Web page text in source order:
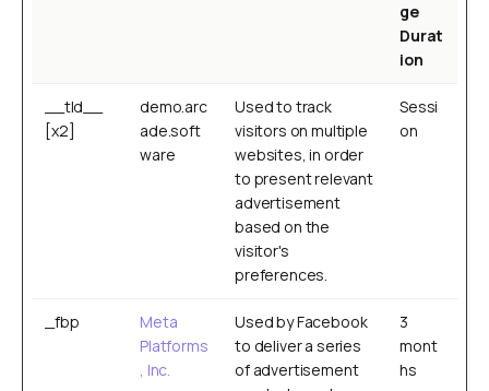
ge
Durat
ion
__tld__
[x2]
demo.arc
ade.soft
ware
Used to track
visitors on multiple
websites, in order
to present relevant
advertisement
based on the
visitor's
preferences.
Sessi
on
_fbp
Meta
Platforms
, Inc.
Used by Facebook
to deliver a series
of advertisement
3
mont
hs